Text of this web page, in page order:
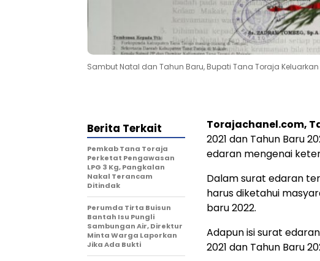
Sambut Natal dan Tahun Baru, Bupati Tana Toraja
Torajachanel.com,
2021 dan Tahun Baru
edaran mengenai
Dalam surat edaran
harus diketahui
baru 2022.
Adapun isi surat
2021 dan Tahun Baru
Berita Terkait
Pemkab Tana Toraja
Perketat Pengawasan
LPG 3 Kg, Pangkalan
Nakal Terancam
Ditindak
Perumda Tirta Buisun
Bantah Isu Pungli
Sambungan Air, Direktur
Minta Warga Laporkan
Jika Ada Bukti